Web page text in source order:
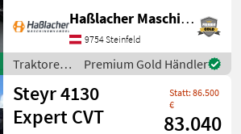
Zapfwellendrehzahl:
540/540E/1000,
Höchstgeschwindigkeit in
km/h: 40 km/h, Aufladung:
Haßlacher Maschinenhandel
9754 Steinfeld
Traktoren
/ Case IH
Premium Gold Händler
Steyr 4130
Expert CVT
Statt: 86.500
€
83.040